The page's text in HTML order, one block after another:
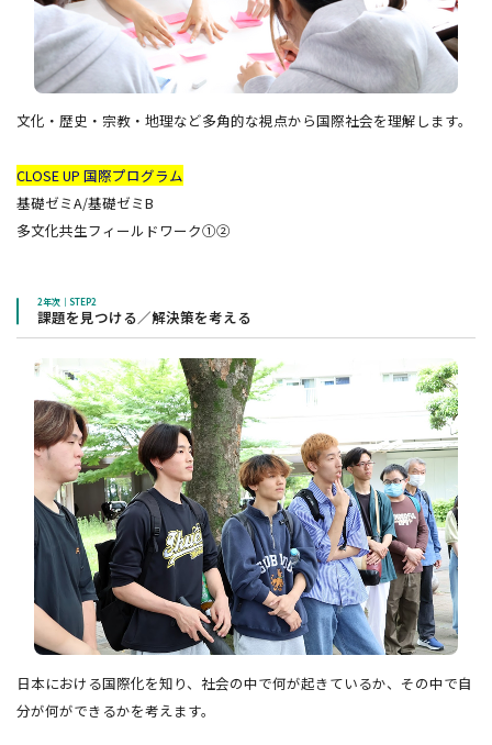
文化・歴史・宗教・地理など多角的な視点から国際社会を理解します。
CLOSE UP 国際プログラム
基礎ゼミA/基礎ゼミB
多文化共生フィールドワーク①②
2年次｜STEP2
課題を見つける／解決策を考える
日本における国際化を知り、社会の中で何が起きているか、その中で自
分が何ができるかを考えます。